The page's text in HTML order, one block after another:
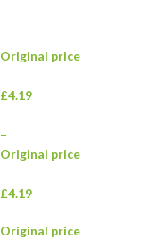
Original price
£4.19
–
Original price
£4.19
Original price